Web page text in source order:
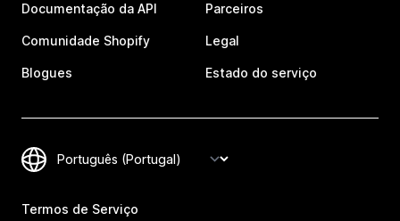
Documentação da API
Comunidade Shopify
Blogues
Parceiros
Legal
Estado do serviço
Termos de Serviço